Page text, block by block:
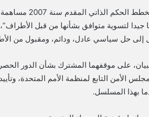
وأكد البيان أن
جيدا لتسوية متوافق بشأنها من قبل
إلى حل سياسي عادل، ودائم، ومقبول من
على موقفهما المشترك بشأن الدور
الأمن التابع لمنظمة الأمم المتحدة،
بهذا المسلسل.